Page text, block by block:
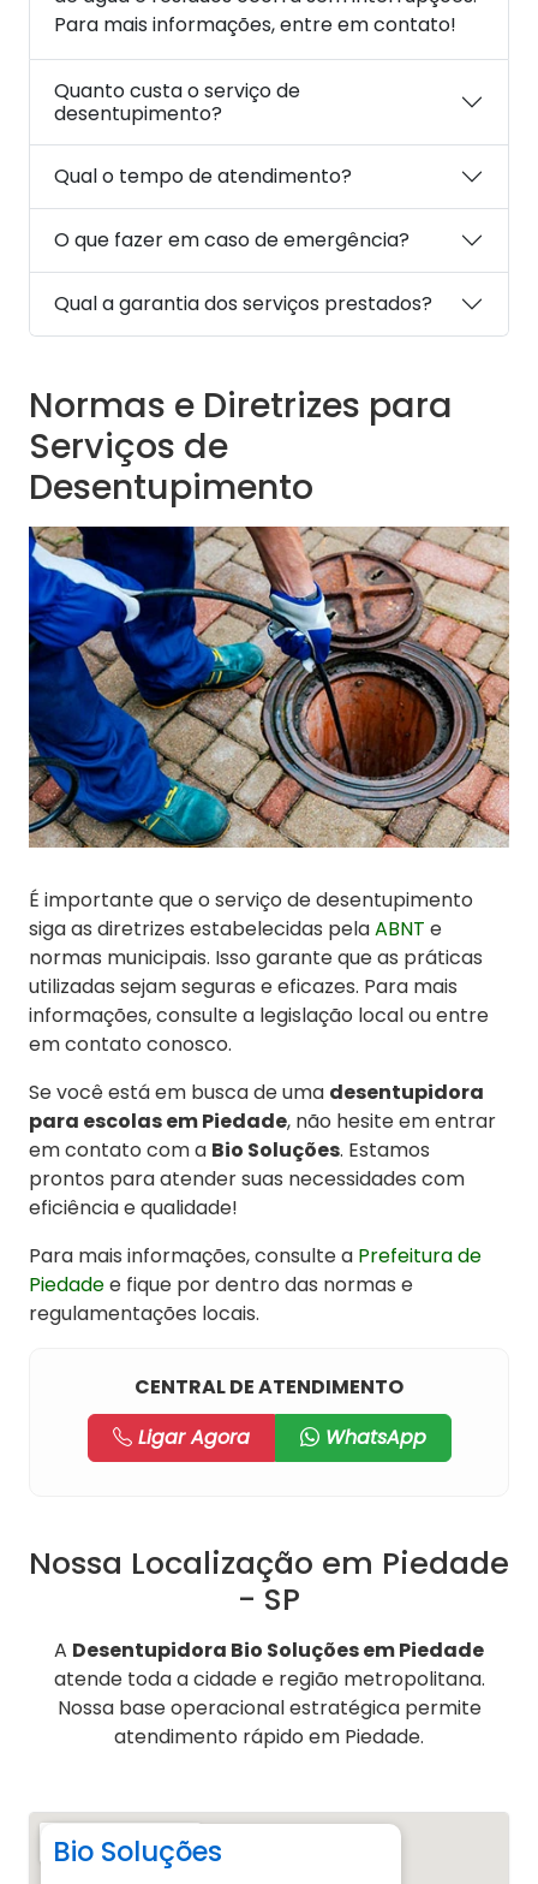
Para mais informações, entre em contato!
Quanto custa o serviço de
desentupimento?
Qual o tempo de atendimento?
O que fazer em caso de emergência?
Qual a garantia dos serviços prestados?
Normas e Diretrizes para
Serviços de
Desentupimento
É importante que o serviço de desentupimento
siga as diretrizes estabelecidas pelaABNT e
normas municipais. Isso garante que as práticas
utilizadas sejam seguras e eficazes. Para mais
informações, consulte a legislação local ou entre
em contato conosco.
Se você está em busca de uma desentupidora
para escolas em Piedade, não hesite em entrar
em contato com a Bio Soluções. Estamos
prontos para atender suas necessidades com
eficiência e qualidade!
Para mais informações, consulte a Prefeitura de
Piedadee fique por dentro das normas e
regulamentações locais.
CENTRAL DE ATENDIMENTO
Ligar Agora
WhatsApp
Nossa Localização em Piedade
- SP
A Desentupidora Bio Soluções em Piedade
atende toda a cidade e região metropolitana.
Nossa base operacional estratégica permite
atendimento rápido em Piedade.
Bio Soluções